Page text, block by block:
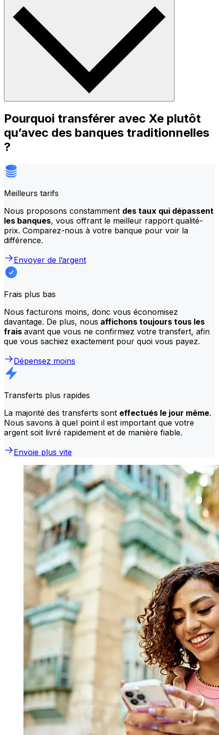
Pourquoi transférer avec Xe plutôt
qu’avec des banques traditionnelles
?
Meilleurs tarifs
Nous proposons constamment des taux qui dépassent
les banques, vous offrant le meilleur rapport qualité-
prix. Comparez-nous à votre banque pour voir la
différence.
Envoyer de l’argent
Frais plus bas
Nous facturons moins, donc vous économisez
davantage. De plus, nous affichons toujours tous les
frais avant que vous ne confirmiez votre transfert, afin
que vous sachiez exactement pour quoi vous payez.
Dépensez moins
Transferts plus rapides
La majorité des transferts sont effectués le jour même.
Nous savons à quel point il est important que votre
argent soit livré rapidement et de manière fiable.
Envoie plus vite